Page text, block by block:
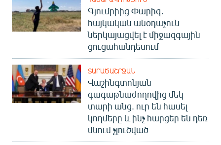
Գյումրիից Փարիզ․
հայկական անօդաչուն
ներկայացվել է միջազգային
ցուցահանդեսում
ՏԱՐԱԾԱՇՐՋԱՆ
Վաշինգտոնյան
գագաթնաժողովից մեկ
տարի անց. ուր են հասել
կողմերը և ինչ հարցեր են դեռ
մնում չլուծված